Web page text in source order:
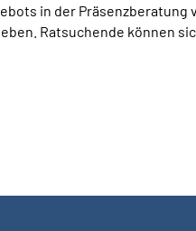
in der Präsenzberatung
Ratsuchende können